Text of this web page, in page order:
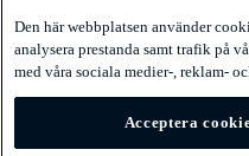
Den här webbplatsen använder
analysera prestanda samt trafik på
med våra sociala medier-, reklam-
Acceptera